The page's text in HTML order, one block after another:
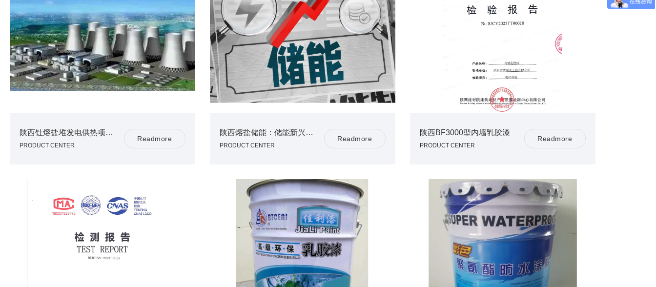
陕西钍熔盐堆发电供热项目介绍
PRODUCT CENTER
Readmore
陕西熔盐储能：储能新兴蓝海赛道， 全梳理
PRODUCT CENTER
Readmore
陕西BF3000型内墙乳胶漆
PRODUCT CENTER
Readmore